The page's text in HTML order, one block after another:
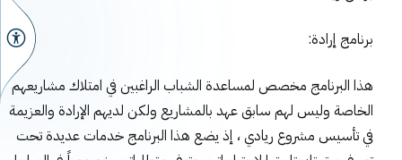
برنامج إرادة:
هذا البرنامج مخصص لمساعدة الشباب الراغبين في امتلاك مشاريعهم
الخاصة وليس لهم سابق عهد بالمشاريع ولكن لديهم الإرادة والعزيمة
في تأسيس مشروع ريادي ، إذ يضع هذا البرنامج خدمات عديدة تحت